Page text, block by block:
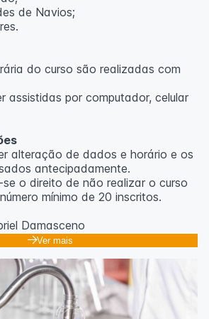
​​antecipadamente.
o direito de não realizar o curso
mínimo de 20 inscritos.
de Navios;
do curso são realizadas com
assistidas por computador, celular
alteração de dados e horário e os
​​antecipadamente.
se o direito de não realizar o curso
mínimo de 20 inscritos.
Damasceno
Ver mais